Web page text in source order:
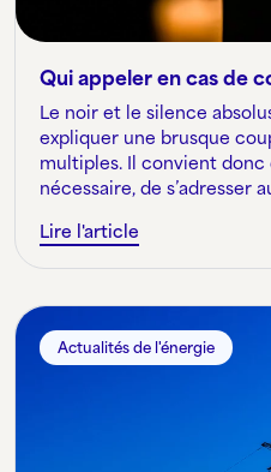
Qui appeler en cas de
Le noir et le silence
expliquer une brusque
multiples. Il convient donc
nécessaire, de s’adresser
Lire l'article
Actualités de l'énergie